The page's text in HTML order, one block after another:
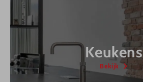
Keukens
Bekijk